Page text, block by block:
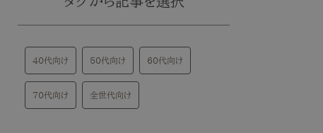
40代向け 50代向け 60代向け
70代向け 全世代向け